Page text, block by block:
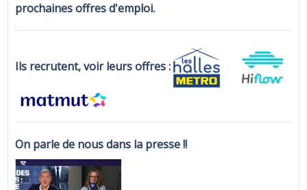
prochaines offres d'emploi.
Ils recrutent, voir leurs offres :
On parle de nous dans la presse !!